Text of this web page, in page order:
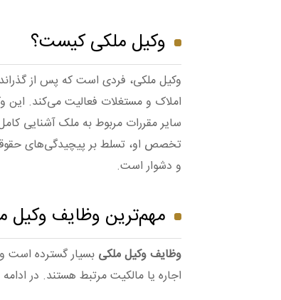
وکیل ملکی کیست؟
وکیل ملکی، فردی است که پس از
املاک و مستغلات فعالیت می‌کند. این
سایر مقررات مربوط به ملک آشنایی
تخصص او، تسلط بر پیچیدگی‌های
و دشوار است.
مهم‌ترین وظایف وکیل
وظایف وکیل ملکی بسیار گسترده است
اجاره یا مالکیت مرتبط هستند. در